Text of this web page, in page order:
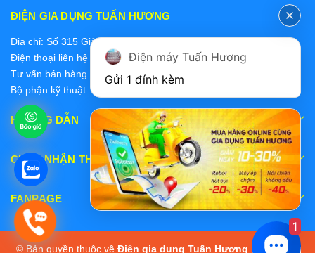
ĐIỆN GIA DỤNG TUẤN HƯƠNG
Địa chỉ: Số 315 Giảng Võ, Ba Đình, Hà Nội
Điện thoại liên hệ các bộ phận:
Tư vấn bán hàng 2: 0868228637
Bộ phận kỹ thuật: 0978 319 375
HƯỚNG DẪN
CHẤP NHẬN THANH TOÁN
FANPAGE
© Bản quyền thuộc về Điện gia dụng Tuấn Hương | Cung cấp
Điện máy Tuấn Hương
Gửi 1 đính kèm
1